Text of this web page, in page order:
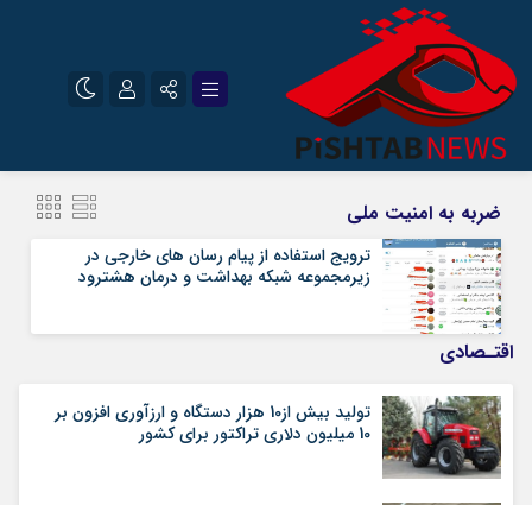
سروش
ایتا
آپارات
رمز عبور
ضربه به امنیت ملی
ترویج استفاده از پیام رسان های خارجی در
زیرمجموعه شبکه بهداشت و درمان هشترود
اقتـصادی
تولید بیش از10 هزار دستگاه و ارزآوری افزون بر
10 میلیون دلاری تراکتور برای کشور